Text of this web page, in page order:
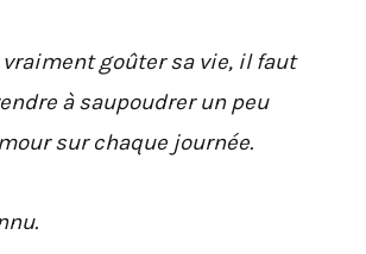
vraiment goûter sa vie, il faut
à saupoudrer un peu
sur chaque journée.